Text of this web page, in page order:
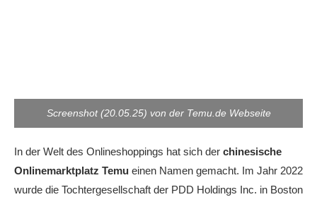
Screenshot (20.05.25) von der Temu.de Webseite
In der Welt des Onlineshoppings hat sich der chinesische
Onlinemarktplatz Temu einen Namen gemacht. Im Jahr 2022
wurde die Tochtergesellschaft der PDD Holdings Inc. in Boston